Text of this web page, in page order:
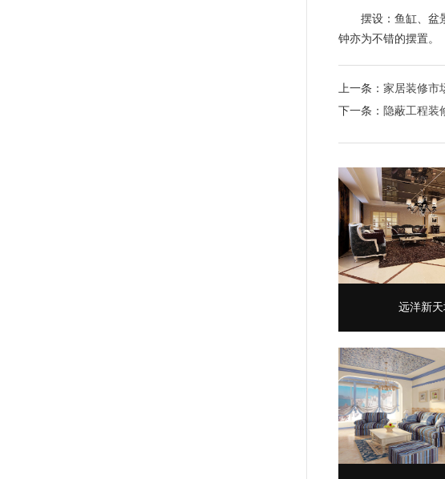
摆设：鱼缸、盆景
钟亦为不错的摆置。
上一条： 家居装修市
下一条： 隐蔽工程装
远洋新